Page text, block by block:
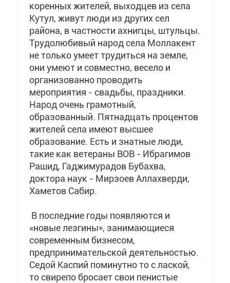
коренных жителей, выходцев из села
Кутул, живут люди из других сел
района, в частности ахнигцы, штульцы.
Трудолюбивый народ села Моллакент
не только умеет трудиться на земле,
они умеют и совместно, весело и
организованно проводить
мероприятия - свадьбы, праздники.
Народ очень грамотный,
образованный. Пятнадцать процентов
жителей села имеют высшее
образование. Есть и знатные люди,
такие как ветераны ВОВ - Ибрагимов
Рашид, Гаджимурадов Бубахва,
доктора наук - Мирзоев Аллахверди,
Хаметов Сабир.
В последние годы появляются и
«новые лезгины», занимающиеся
современным бизнесом,
предпринимательской деятельностью.
Седой Каспий поминутно то с лаской,
то свирепо бросает свои пенистые